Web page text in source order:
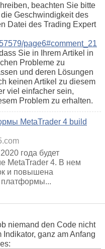
beachten Sie bitte
Geschwindigkeit des
Datei des Trading Expert
page6#comment_21
Sie in Ihrem Artikel in
Probleme zu
und deren Lösungen
keinen Artikel zu diesem
viel einfacher sein,
Problem zu erhalten.
MetaTrader 4 build
года будет
MetaTrader 4. В нем
и повышена
платформы...
niemand den Code nicht
ganz am Anfang